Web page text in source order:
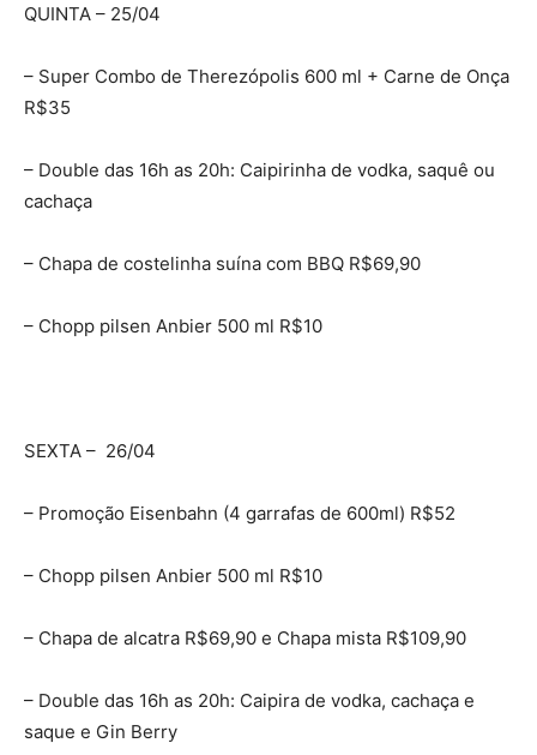
QUINTA – 25/04
– Super Combo de Therezópolis 600 ml + Carne de Onça
R$35
– Double das 16h as 20h: Caipirinha de vodka, saquê ou
cachaça
– Chapa de costelinha suína com BBQ R$69,90
– Chopp pilsen Anbier 500 ml R$10
SEXTA – 26/04
– Promoção Eisenbahn (4 garrafas de 600ml) R$52
– Chopp pilsen Anbier 500 ml R$10
– Chapa de alcatra R$69,90 e Chapa mista R$109,90
– Double das 16h as 20h: Caipira de vodka, cachaça e
saque e Gin Berry